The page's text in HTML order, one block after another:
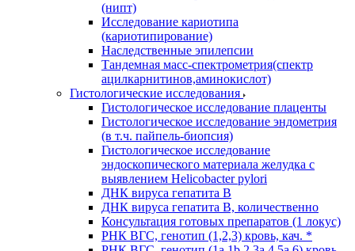
(нипт)
Исследование кариотипа
(кариотипирование)
Наследственные эпилепсии
Тандемная масс-спектрометрия(спектр
ацилкарнитинов,аминокислот)
Гистологические исследования
Гистологическое исследование плаценты
Гистологическое исследование эндометрия
(в т.ч. пайпель-биопсия)
Гистологическое исследование
эндоскопического материала желудка с
выявлением Helicobacter pylori
ДНК вируса гепатита B
ДНК вируса гепатита B, количественно
Консультация готовых препаратов (1 локус)
РНК ВГC, генотип (1,2,3) кровь, кач. *